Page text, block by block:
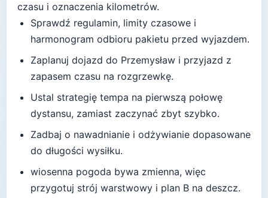
czasu i oznaczenia kilometrów.
Sprawdź regulamin, limity czasowe i
harmonogram odbioru pakietu przed wyjazdem.
Zaplanuj dojazd do Przemysław i przyjazd z
zapasem czasu na rozgrzewkę.
Ustal strategię tempa na pierwszą połowę
dystansu, zamiast zaczynać zbyt szybko.
Zadbaj o nawadnianie i odżywianie dopasowane
do długości wysiłku.
wiosenna pogoda bywa zmienna, więc
przygotuj strój warstwowy i plan B na deszcz.